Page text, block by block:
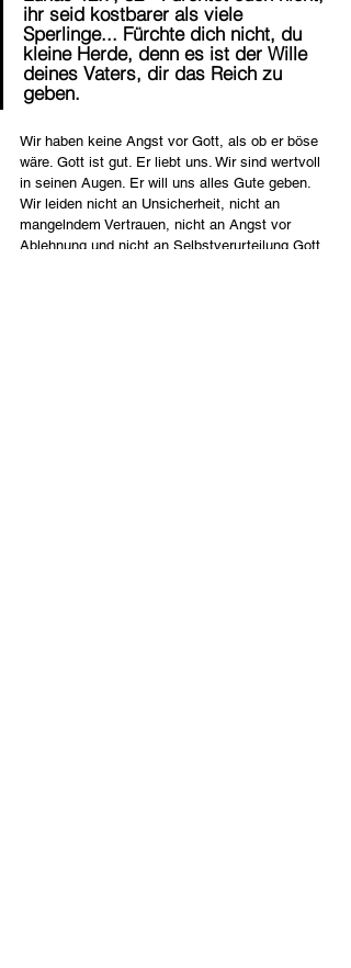
ihr seid kostbarer als viele
Sperlinge... Fürchte dich nicht, du
kleine Herde, denn es ist der Wille
deines Vaters, dir das Reich zu
geben.
Wir haben keine Angst vor Gott, als ob er böse
wäre. Gott ist gut. Er liebt uns. Wir sind wertvoll
in seinen Augen. Er will uns alles Gute geben.
Wir leiden nicht an Unsicherheit, nicht an
mangelndem Vertrauen, nicht an Angst vor
Ablehnung und nicht an Selbstverurteilung.Gott